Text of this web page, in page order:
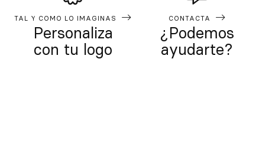
TAL Y COMO LO IMAGINAS
Personaliza
con tu logo
CONTACTA
¿Podemos
ayudarte?